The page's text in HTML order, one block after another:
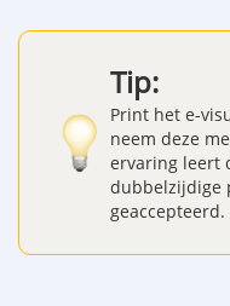
Tip:
Print het e-
neem deze
ervaring leert
dubbelzijdige
geaccepteerd.